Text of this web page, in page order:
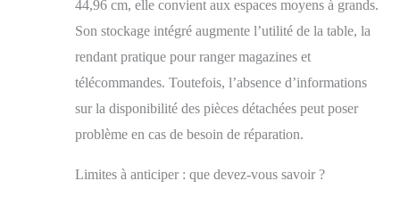
un style d'intérieur
unifié, une table
multifonction
n'importe quelle
pièce. Facile à
entretenir. Le paquet
44,96 cm, elle convient aux espaces moyens à grands.
Son stockage intégré augmente l’utilité de la table, la
rendant pratique pour ranger magazines et
télécommandes. Toutefois, l’absence d’informations
sur la disponibilité des pièces détachées peut poser
problème en cas de besoin de réparation.
Limites à anticiper : que devez-vous savoir ?